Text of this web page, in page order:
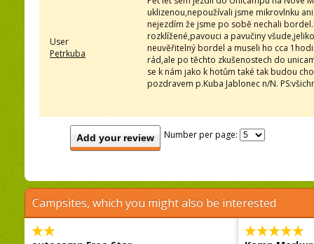
User
Petrkuba
uklizenou,nepoužívali jsme mikrovlnku
nejezdím že jsme po sobě nechali
rozklížené,pavouci a pavučiny
neuvěřitelný bordel a museli ho cca
rád,ale po těchto zkušenostech do
se k nám jako k hotům také tak budou
pozdravem p.Kuba Jablonec n/N.
Add your review Number per page:
Campsites, which you might also be interested